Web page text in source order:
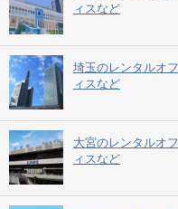
ィスなど
埼玉のレンタルオ
ィスなど
大宮のレンタルオ
ィスなど